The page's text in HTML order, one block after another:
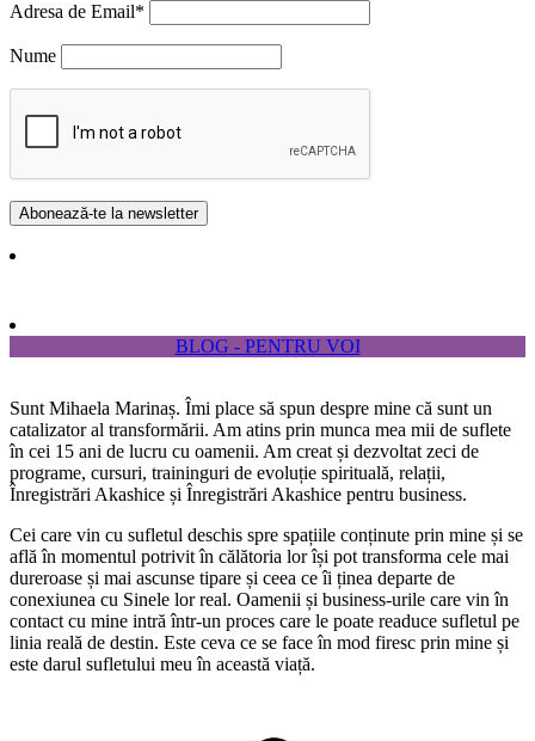
Adresa de Email*
Nume
BLOG - PENTRU VOI
Sunt Mihaela Marinaș. Îmi place să spun despre mine că sunt un
catalizator al transformării. Am atins prin munca mea mii de suflete
în cei 15 ani de lucru cu oamenii. Am creat și dezvoltat zeci de
programe, cursuri, traininguri de evoluție spirituală, relații,
Înregistrări Akashice și Înregistrări Akashice pentru business.
Cei care vin cu sufletul deschis spre spațiile conținute prin mine și se
află în momentul potrivit în călătoria lor își pot transforma cele mai
dureroase și mai ascunse tipare și ceea ce îi ținea departe de
conexiunea cu Sinele lor real. Oamenii și business-urile care vin în
contact cu mine intră într-un proces care le poate readuce sufletul pe
linia reală de destin. Este ceva ce se face în mod firesc prin mine și
este darul sufletului meu în această viață.